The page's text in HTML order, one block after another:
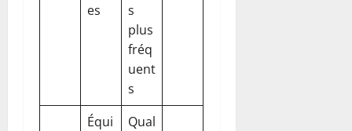
es
s
plus
fréq
uent
s
Équi
Qual